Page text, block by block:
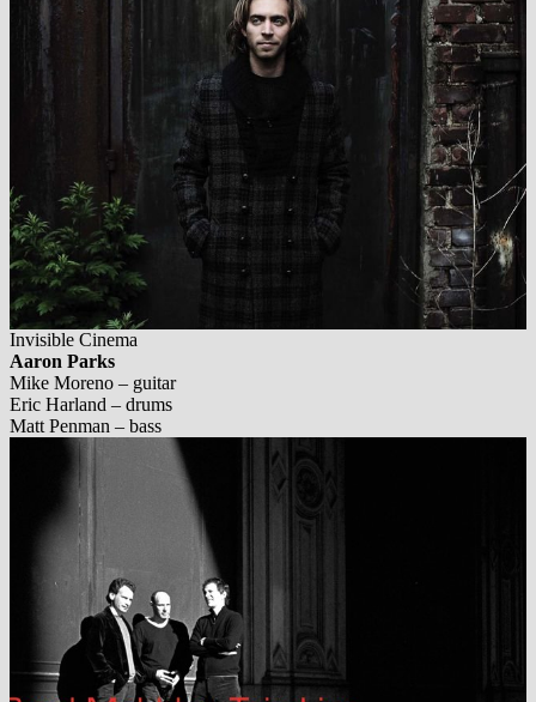
Invisible Cinema
Aaron Parks
Mike Moreno – guitar
Eric Harland – drums
Matt Penman – bass